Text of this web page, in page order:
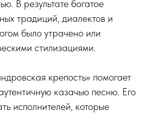
В результате богатое
традиций, диалектов и
было утрачено или
стилизациями.
крепость» помогает
казачью песню. Его
исполнителей, которые